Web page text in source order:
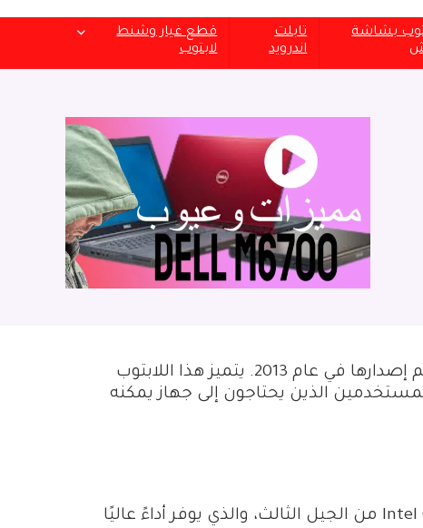
بشاشة
تابلت
اندرويد
قطع غيار وشنط
لابتوب
أحد أفضل أجهزة اللابتوب التي تم إصدارها في عام 2013. يتميز هذا اللابتوب
الذين يحتاجون إلى جهاز يمكنه
بمعالج Intel Core i7 من الجيل الثالث، والذي يوفر أداءً عاليًا